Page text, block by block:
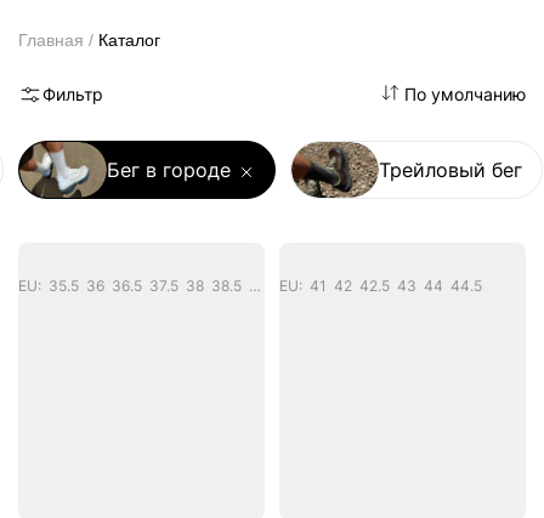
Главная Каталог
Фильтр По умолчанию
Бег в городе Трейловый бег
EU: 35.5 36 36.5 37.5 38 38.5 39 40 40.5 41 42 42.5 43 EU: 41 42 42.5 43 44 44.5